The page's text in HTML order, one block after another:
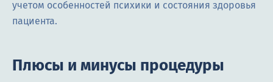
учетом особенностей психики и состояния здоровья
пациента.
Плюсы и минусы процедуры